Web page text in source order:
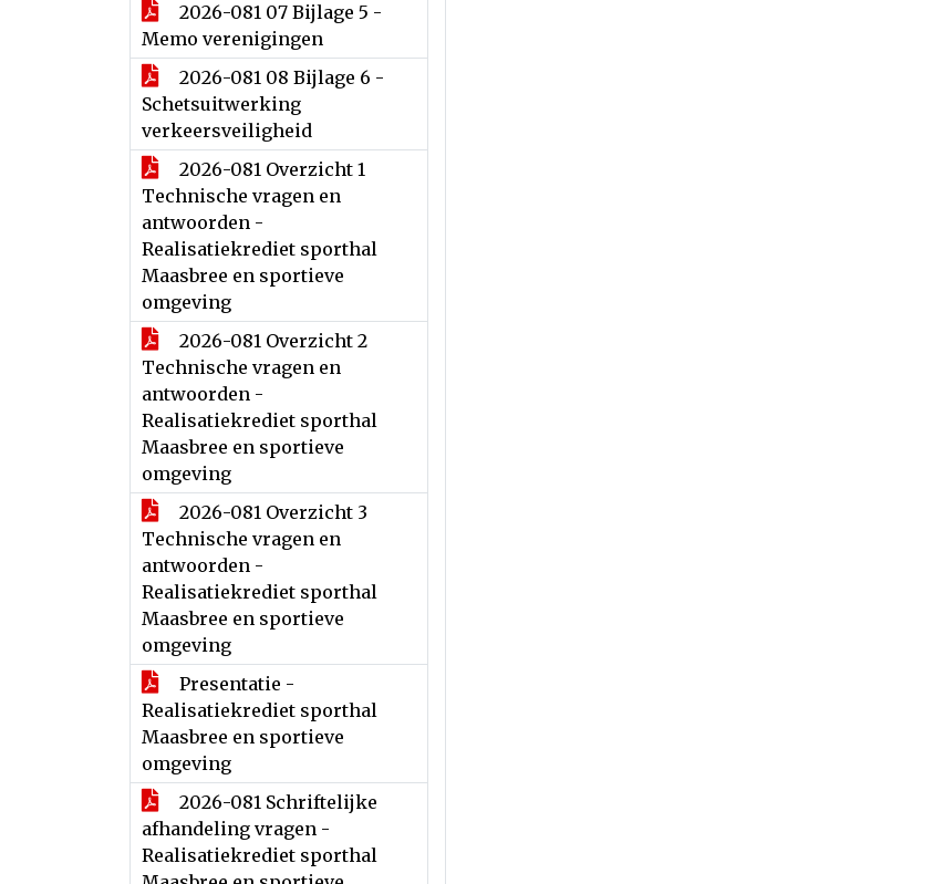
2026-081 07 Bijlage 5 -
Memo verenigingen
2026-081 08 Bijlage 6 -
Schetsuitwerking
verkeersveiligheid
2026-081 Overzicht 1
Technische vragen en
antwoorden -
Realisatiekrediet sporthal
Maasbree en sportieve
omgeving
2026-081 Overzicht 2
Technische vragen en
antwoorden -
Realisatiekrediet sporthal
Maasbree en sportieve
omgeving
2026-081 Overzicht 3
Technische vragen en
antwoorden -
Realisatiekrediet sporthal
Maasbree en sportieve
omgeving
Presentatie -
Realisatiekrediet sporthal
Maasbree en sportieve
omgeving
2026-081 Schriftelijke
afhandeling vragen -
Realisatiekrediet sporthal